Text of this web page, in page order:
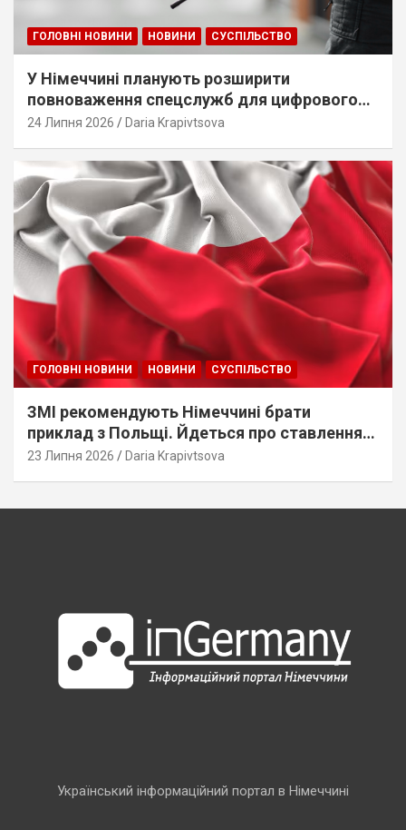
ГОЛОВНІ НОВИНИ НОВИНИ СУСПІЛЬСТВО
У Німеччині планують розширити
повноваження спецслужб для цифрового
стеження
24 Липня 2026 Daria Krapivtsova
ГОЛОВНІ НОВИНИ НОВИНИ СУСПІЛЬСТВО
ЗМІ рекомендують Німеччині брати
приклад з Польщі. Йдеться про ставлення
до українців
23 Липня 2026 Daria Krapivtsova
Український інформаційний портал в Німеччині